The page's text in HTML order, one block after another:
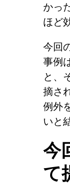
かっ
ほど
今回
事例
と、
摘さ
例外
いと
今
て